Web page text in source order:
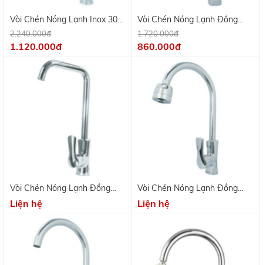
Vòi Chén Nóng Lạnh Inox 304
Mờ KV 9707
2.240.000đ
1.120.000đ
Vòi Chén Nóng Lạnh Đồng
Thau Mạ Crome KV 9708
1.720.000đ
860.000đ
Vòi Chén Nóng Lạnh Đồng
Thau Mạ Crome KV 9703C
Liện hệ
Vòi Chén Nóng Lạnh Đồng
Thau Mạ Crome KV 9703B
Liện hệ